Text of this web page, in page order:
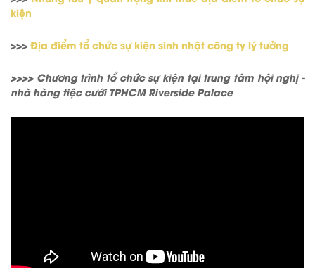
kiện
>>>Địa điểm tổ chức sự kiện sinh nhật công ty lý tưởng
>>>> Chương trình tổ chức sự kiện tại trung tâm hội nghị -
nhà hàng tiệc cưới TPHCM Riverside Palace